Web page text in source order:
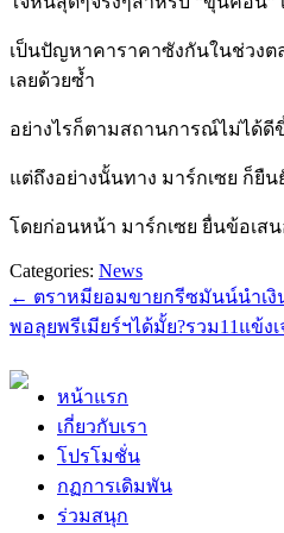
เป็นปัญหาคาราคาซังกันในช่วงต
เลยด้วยซ้ำ
อย่างไรก็ตามสถานการณ์ไม่ได้ดี
แต่ถึงอย่างนั้นทาง มาร์กเซย ก็ยื
โดยก่อนหน้า มาร์กเซย ยื่นข้อเส
Categories: News
← ตราหมียอมขายกรีซมันน์นำเงิ
พอลุยพรีเมียร์ฯได้มั้ย?รวม11แข้ง
หน้าแรก
เกี่ยวกับเรา
โปรโมชั่น
กฏการเดิมพัน
ร่วมสนุก